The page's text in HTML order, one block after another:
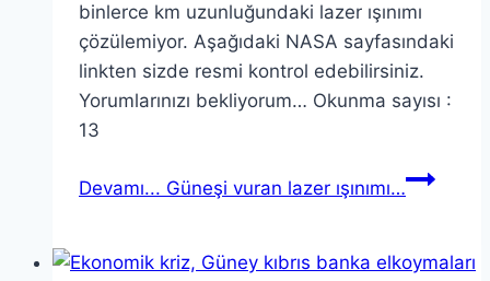
binlerce km uzunluğundaki lazer ışınımı
çözülemiyor. Aşağıdaki NASA sayfasındaki
linkten sizde resmi kontrol edebilirsiniz.
Yorumlarınızı bekliyorum… Okunma sayısı :
13
Devamı... Güneşi vuran lazer ışınımı…